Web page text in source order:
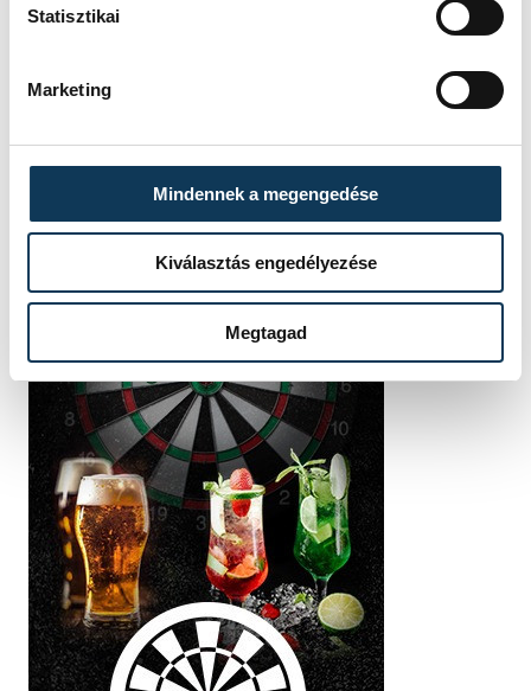
Statisztikai
Marketing
Mindennek a megengedése
Kiválasztás engedélyezése
Megtagad